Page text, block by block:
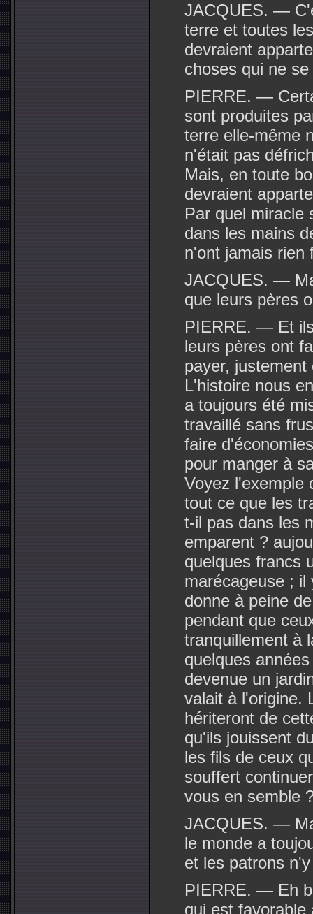
JACQUES. —
terre et toutes
devraient
choses qui ne
PIERRE. —
sont produites
terre elle-même
n'était pas
Mais, en toute
devraient
Par quel miracle
dans les mains
n'ont jamais rien
JACQUES. —
que leurs pères
PIERRE. — Et
leurs pères ont
payer,
L'histoire nous
a toujours été
travaillé sans
faire
pour manger à
Voyez l'exemple
tout ce que les
t-il pas dans les
emparent ?
quelques francs
marécageuse ; il
donne à peine
pendant que
tranquillement à
quelques
devenue un
valait à l'origine.
hériteront de
qu'ils jouissent
les fils de ceux
souffert
vous en semble
JACQUES. —
le monde a
et les patrons
PIERRE. — Eh
qui est favorable